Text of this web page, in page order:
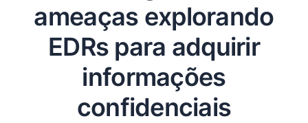
ameaças explorando
EDRs para adquirir
informações
confidenciais